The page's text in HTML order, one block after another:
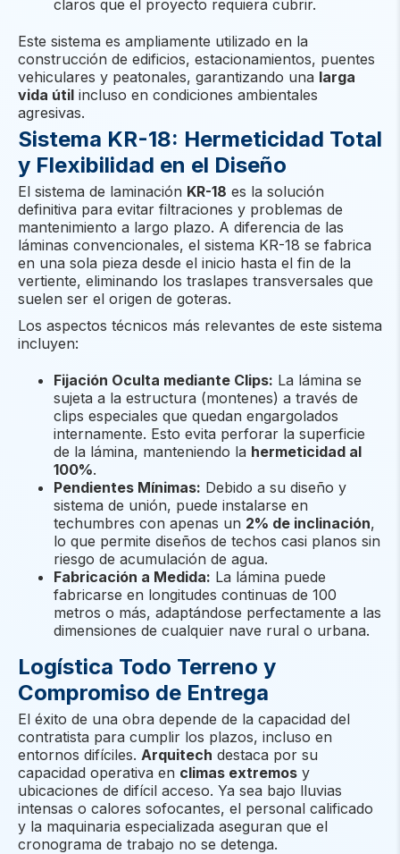
claros que el proyecto requiera cubrir.
Este sistema es ampliamente utilizado en la
construcción de edificios, estacionamientos, puentes
vehiculares y peatonales, garantizando una larga
vida útil incluso en condiciones ambientales
agresivas.
Sistema KR-18: Hermeticidad Total
y Flexibilidad en el Diseño
El sistema de laminación KR-18 es la solución
definitiva para evitar filtraciones y problemas de
mantenimiento a largo plazo. A diferencia de las
láminas convencionales, el sistema KR-18 se fabrica
en una sola pieza desde el inicio hasta el fin de la
vertiente, eliminando los traslapes transversales que
suelen ser el origen de goteras.
Los aspectos técnicos más relevantes de este sistema
incluyen:
Fijación Oculta mediante Clips: La lámina se
sujeta a la estructura (montenes) a través de
clips especiales que quedan engargolados
internamente. Esto evita perforar la superficie
de la lámina, manteniendo la hermeticidad al
100%.
Pendientes Mínimas: Debido a su diseño y
sistema de unión, puede instalarse en
techumbres con apenas un 2% de inclinación,
lo que permite diseños de techos casi planos sin
riesgo de acumulación de agua.
Fabricación a Medida: La lámina puede
fabricarse en longitudes continuas de 100
metros o más, adaptándose perfectamente a las
dimensiones de cualquier nave rural o urbana.
Logística Todo Terreno y
Compromiso de Entrega
El éxito de una obra depende de la capacidad del
contratista para cumplir los plazos, incluso en
entornos difíciles. Arquitech destaca por su
capacidad operativa en climas extremos y
ubicaciones de difícil acceso. Ya sea bajo lluvias
intensas o calores sofocantes, el personal calificado
y la maquinaria especializada aseguran que el
cronograma de trabajo no se detenga.